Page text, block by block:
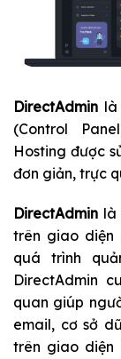
DirectAdmin là
(Control
Hosting được
đơn giản, trực
DirectAdmin là
trên giao diện
quá trình
DirectAdmin
quan giúp
email, cơ sở
trên giao diện